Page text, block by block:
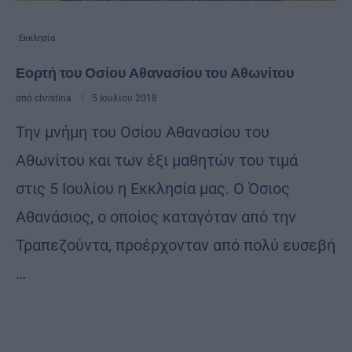
Εκκλησία
Εορτή του Οσίου Αθανασίου του Αθωνίτου
από christina 5 Ιουλίου 2018
Την μνήμη του Οσίου Αθανασίου του
Αθωνίτου και των έξι μαθητών του τιμά
στις 5 Ιουλίου η Εκκλησία μας. Ο Όσιος
Αθανάσιος, ο οποίος καταγόταν από την
Τραπεζούντα, προέρχονταν από πολύ ευσεβή
…